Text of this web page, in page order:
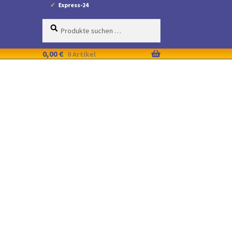
Express-24
Suche
Suchen
0,00€ 0 Artikel